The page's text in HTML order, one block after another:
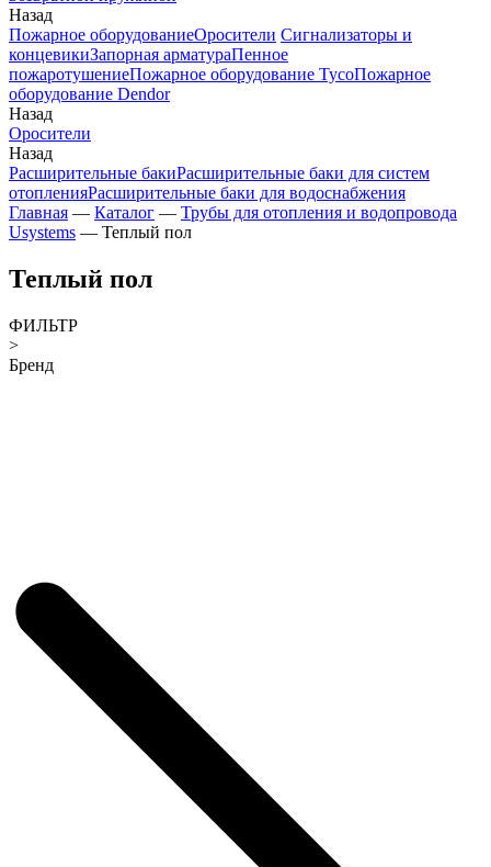
Назад
Пожарное оборудованиеОросители Сигнализаторы и
концевикиЗапорная арматураПенное
пожаротушениеПожарное оборудование TycoПожарное
оборудование Dendor
Назад
Оросители
Назад
Расширительные бакиРасширительные баки для систем
отопленияРасширительные баки для водоснабжения
Главная — Каталог — Трубы для отопления и водопровода
Usystems — Теплый пол
Теплый пол
ФИЛЬТР
>
Бренд